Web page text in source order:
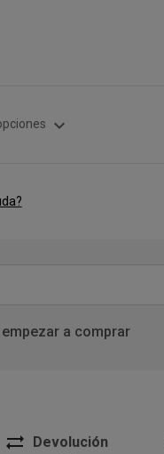
expand_more
a comprar
sync_alt
Devolución